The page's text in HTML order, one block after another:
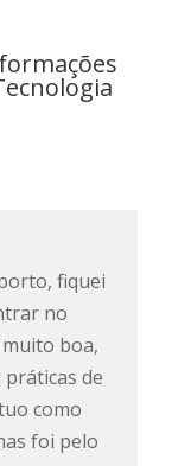
de
e
esse
para
TCC e